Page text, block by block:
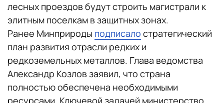
лесных проездов будут строить магистрали к
элитным поселкам в защитных зонах.
Ранее Минприроды подписало стратегический
план развития отрасли редких и
редкоземельных металлов. Глава ведомства
Александр Козлов заявил, что страна
полностью обеспечена необходимыми
ресурсами. Ключевой задачей министерство